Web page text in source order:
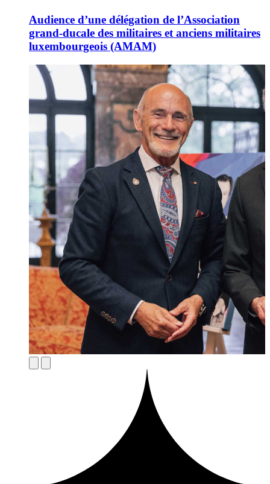
Audience d’une délégation de l’Association
grand-ducale des militaires et anciens militaires
luxembourgeois (AMAM)